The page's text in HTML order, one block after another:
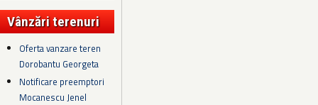
Vânzări terenuri
Oferta vanzare teren
Dorobantu Georgeta
Notificare preemptori
Mocanescu Jenel